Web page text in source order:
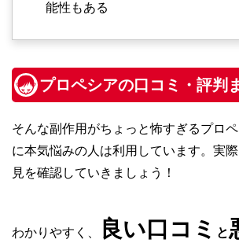
能性もある
プロペシアの口コミ・評判
そんな副作用がちょっと怖すぎるプロ
に本気悩みの人は利用しています。実
見を確認していきましょう！
わかりやすく、 良い口コミ と